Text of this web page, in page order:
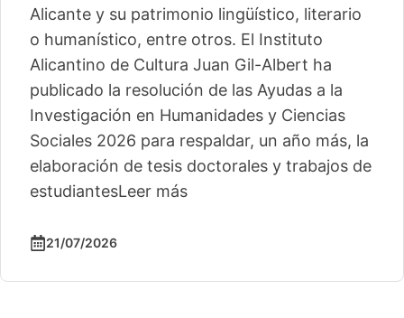
Alicante y su patrimonio lingüístico, literario
o humanístico, entre otros. El Instituto
Alicantino de Cultura Juan Gil-Albert ha
publicado la resolución de las Ayudas a la
Investigación en Humanidades y Ciencias
Sociales 2026 para respaldar, un año más, la
elaboración de tesis doctorales y trabajos de
estudiantesLeer más
21/07/2026